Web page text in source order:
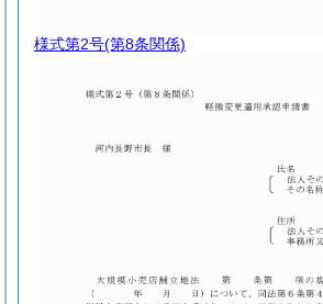
様式第2号(第8条関係)